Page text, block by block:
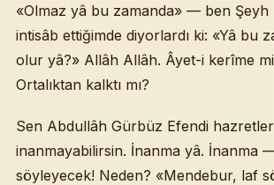
«Olmaz yâ bu zamanda» — ben Şeyh
intisâb ettiğimde diyorlardı ki: «Yâ bu
olur yâ?» Allâh Allâh. Âyet-i kerîme
Ortalıktan kalktı mı?
Sen Abdullâh Gürbüz Efendi
inanmayabilirsin. İnanma yâ. İnanma
söyleyecek! Neden? «Mendebur, laf